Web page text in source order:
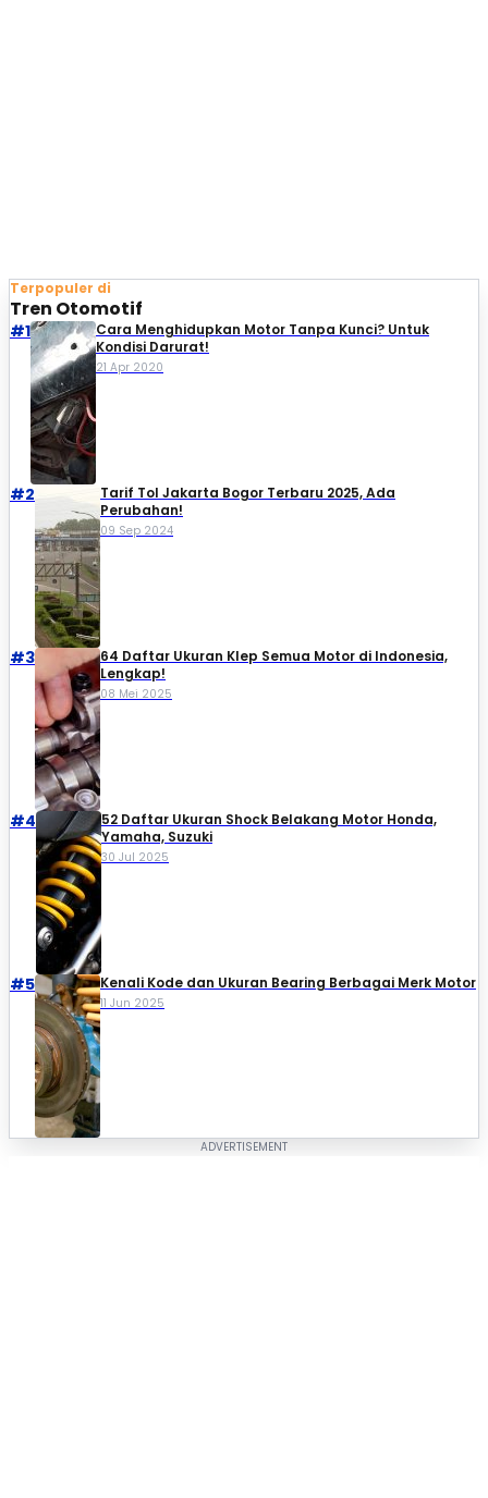
Terpopuler di
Tren Otomotif
#1
Cara Menghidupkan Motor Tanpa Kunci? Untuk
Kondisi Darurat!
21 Apr 2020
#2
Tarif Tol Jakarta Bogor Terbaru 2025, Ada
Perubahan!
09 Sep 2024
#3
64 Daftar Ukuran Klep Semua Motor di Indonesia,
Lengkap!
08 Mei 2025
#4
52 Daftar Ukuran Shock Belakang Motor Honda,
Yamaha, Suzuki​
30 Jul 2025
#5 Kenali Kode dan Ukuran Bearing Berbagai Merk Motor
11 Jun 2025